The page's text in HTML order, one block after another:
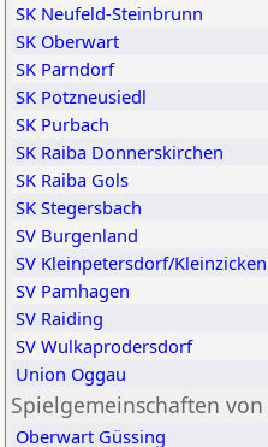
SK Neufeld-Steinbrunn
SK Oberwart
SK Parndorf
SK Potzneusiedl
SK Purbach
SK Raiba Donnerskirchen
SK Raiba Gols
SK Stegersbach
SV Burgenland
SV Kleinpetersdorf/Kleinzicken
SV Pamhagen
SV Raiding
SV Wulkaprodersdorf
Union Oggau
Spielgemeinschaften
Oberwart Güssing